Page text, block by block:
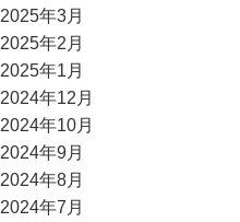
2025年3月
2025年2月
2025年1月
2024年12月
2024年10月
2024年9月
2024年8月
2024年7月